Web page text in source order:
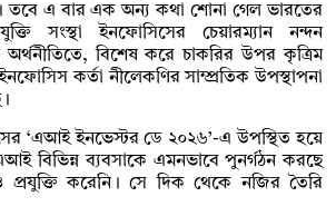
তবে এ বার এক অন্য কথা শোনা গেল ভারতের
সংস্থা ইনফোসিসের চেয়ারম্যান নন্দন
অর্থনীতিতে, বিশেষ করে চাকরির উপর কৃত্রিম
কর্তা নীলেকণির সাম্প্রতিক উপস্থাপনা
‘এআই ইনভেস্টর ডে ২০২৬’-এ উপস্থিত হয়ে
বিভিন্ন ব্যবসাকে এমনভাবে পুনর্গঠন করছে
করেনি। সে দিক থেকে নজির তৈরি